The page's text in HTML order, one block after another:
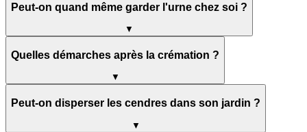
Peut-on quand même garder l'urne chez soi ?
▼
Quelles démarches après la crémation ?
▼
Peut-on disperser les cendres dans son jardin ?
▼